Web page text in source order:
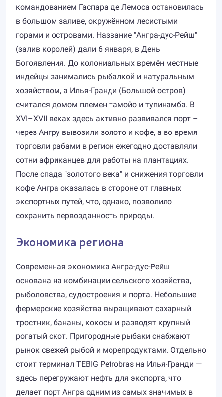
командованием Гаспара де Лемоса остановилась
в большом заливе, окружённом лесистыми
горами и островами. Название "Ангра-дус-Рейш"
(залив королей) дали 6 января, в День
Богоявления. До колониальных времён местные
индейцы занимались рыбалкой и натуральным
хозяйством, а Илья-Гранди (Большой остров)
считался домом племен тамойо и тупинамба. В
XVI–XVII веках здесь активно развивался порт –
через Ангру вывозили золото и кофе, а во время
торговли рабами в регион ежегодно доставляли
сотни африканцев для работы на плантациях.
После спада "золотого века" и снижения торговли
кофе Ангра оказалась в стороне от главных
экспортных путей, что, однако, позволило
сохранить первозданность природы.
Экономика региона
Современная экономика Ангра-дус-Рейш
основана на комбинации сельского хозяйства,
рыболовства, судостроения и порта. Небольшие
фермерские хозяйства выращивают сахарный
тростник, бананы, кокосы и разводят крупный
рогатый скот. Пригородные рыбаки снабжают
рынок свежей рыбой и морепродуктами. Отдельно
стоит терминал TEBIG Petrobras на Илья-Гранди —
здесь перегружают нефть для экспорта, что
делает порт Ангра одним из самых значимых в